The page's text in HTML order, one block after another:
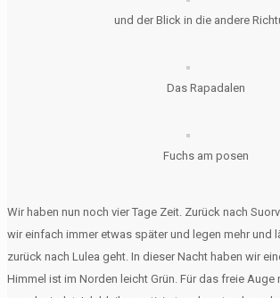
und der Blick in die andere
Das Rapadalen
Fuchs am posen
Wir haben nun noch vier Tage Zeit. Zurück nach
wir einfach immer etwas später und legen mehr und
zurück nach Lulea geht. In dieser Nacht haben wir
Himmel ist im Norden leicht Grün. Für das freie